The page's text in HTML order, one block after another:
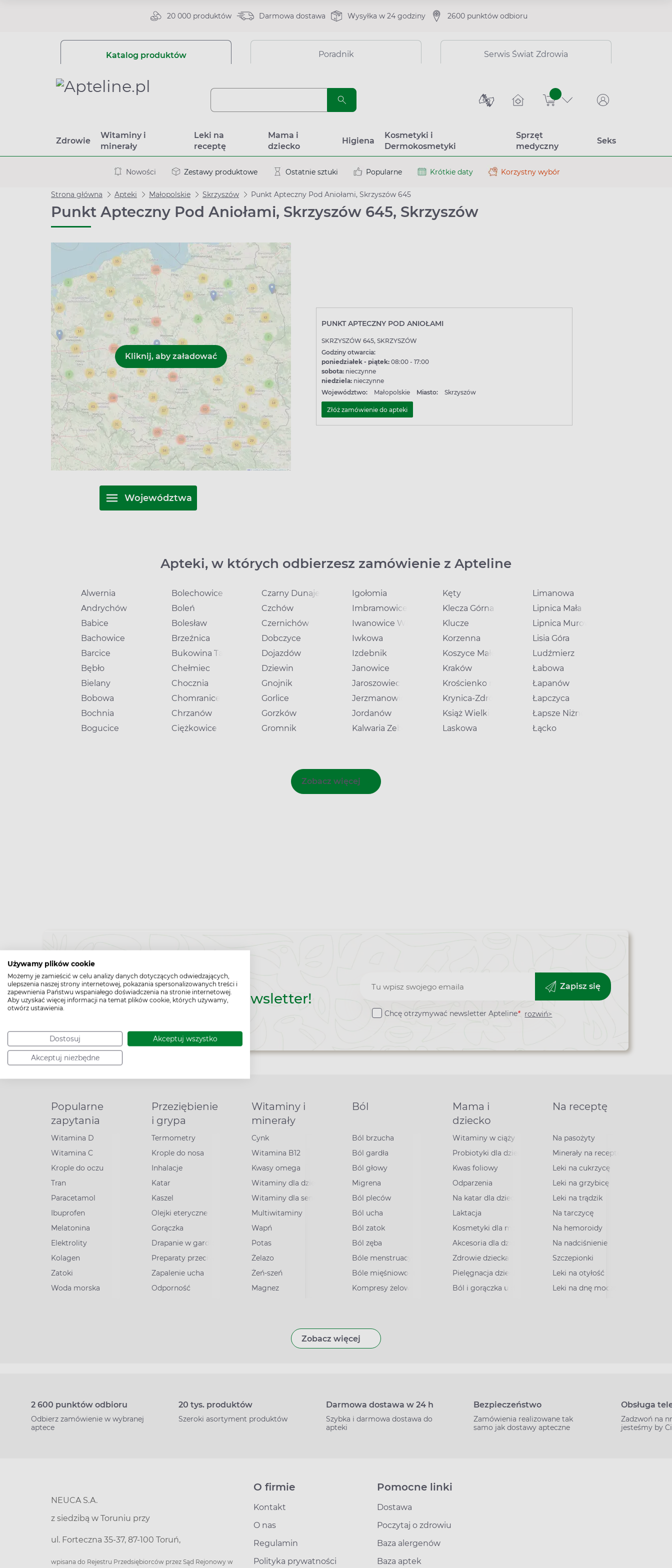
Używamy plików cookie
Możemy je zamieścić w celu analizy danych dotyczących odwiedzających,
ulepszenia naszej strony internetowej, pokazania spersonalizowanych treści i
zapewnienia Państwu wspaniałego doświadczenia na stronie internetowej.
Aby uzyskać więcej informacji na temat plików cookie, których używamy,
otwórz ustawienia.
Dostosuj Akceptuj wszystko
Akceptuj niezbędne
20 000 produktów Darmowa dostawa Wysyłka w 24 godziny 2600 punktów odbioru
Katalog produktów Poradnik Serwis Świat Zdrowia
sztuk
Zdrowie
Witaminy i
minerały
Leki na
receptę
Mama i
dziecko
Higiena
Kosmetyki i
Dermokosmetyki
Sprzęt
medyczny
Seks
Nowości Zestawy produktowe Ostatnie sztuki Popularne Krótkie daty Korzystny wybór
Strona główna Apteki Małopolskie Skrzyszów Punkt Apteczny Pod Aniołami, Skrzyszów 645
Punkt Apteczny Pod Aniołami, Skrzyszów 645, Skrzyszów
PUNKT APTECZNY POD ANIOŁAMI
SKRZYSZÓW 645, SKRZYSZÓW
Godziny otwarcia:
poniedziałek - piątek: 08:00 - 17:00
sobota: nieczynne
niedziela: nieczynne
Województwo:
Małopolskie Miasto: Skrzyszów
Złóż zamówienie do apteki
Województwa
Apteki, w których odbierzesz zamówienie z Apteline
Alwernia
Andrychów
Babice
Bachowice
Barcice
Bębło
Bielany
Bobowa
Bochnia
Bogucice
Bolechowice
Boleń
Bolesław
Brzeźnica
Bukowina Tatrzańska
Chełmiec
Chocznia
Chomranice
Chrzanów
Ciężkowice
Czarny Dunajec
Czchów
Czernichów
Dobczyce
Dojazdów
Dziewin
Gnojnik
Gorlice
Gorzków
Gromnik
Igołomia
Imbramowice
Iwanowice Włościańskie
Iwkowa
Izdebnik
Janowice
Jaroszowiec
Jerzmanowice
Jordanów
Kalwaria Zebrzydowska
Kęty
Klecza Górna
Klucze
Korzenna
Koszyce Małe
Kraków
Krościenko nad Dunajcem
Krynica-Zdrój
Książ Wielki
Laskowa
Limanowa
Lipnica Mała
Lipnica Murowana
Lisia Góra
Ludźmierz
Łabowa
Łapanów
Łapczyca
Łapsze Niżne
Łącko
Zobacz więcej
Bądź na bieżąco,
zapisz się na nasz newsletter!
Zapisz
do
Zapisz się
Chcę otrzymywać newsletter Apteline* rozwiń>
Popularne
zapytania
Witamina D
Witamina C
Krople do oczu
Tran
Paracetamol
Ibuprofen
Melatonina
Elektrolity
Kolagen
Zatoki
Woda morska
Przeziębienie
i grypa
Termometry
Krople do nosa
Inhalacje
Katar
Kaszel
Olejki eteryczne
Gorączka
Drapanie w gardle
Preparaty przeciwwirusowe
Zapalenie ucha
Odporność
Witaminy i
minerały
Cynk
Witamina B12
Kwasy omega
Witaminy dla dzieci
Witaminy dla seniorów
Multiwitaminy
Wapń
Potas
Żelazo
Żeń-szeń
Magnez
Ból
Ból brzucha
Ból gardła
Ból głowy
Migrena
Ból pleców
Ból ucha
Ból zatok
Ból zęba
Bóle menstruacyjne
Bóle mięśniowo-stawowe
Kompresy żelowe
Mama i
dziecko
Witaminy w ciąży
Probiotyki dla dzieci
Kwas foliowy
Odparzenia
Na katar dla dzieci
Laktacja
Kosmetyki dla mam
Akcesoria dla dzieci
Zdrowie dziecka
Pielęgnacja dziecka
Ból i gorączka u dzieci
Na receptę
Na pasożyty
Minerały na receptę
Leki na cukrzycę
Leki na grzybicę
Leki na trądzik
Na tarczycę
Na hemoroidy
Na nadciśnienie
Szczepionki
Leki na otyłość
Leki na dnę moczanową
Zobacz więcej
2 600 punktów odbioru
Odbierz zamówienie w wybranej
aptece
20 tys. produktów
Szeroki asortyment produktów
Darmowa dostawa w 24 h
Szybka i darmowa dostawa do
apteki
Bezpieczeństwo
Zamówienia realizowane tak
samo jak dostawy apteczne
Obsługa
Zadzwoń na
jesteśmy by
NEUCA S.A.
z siedzibą w Toruniu przy
ul. Forteczna 35-37, 87-100 Toruń,
wpisana do Rejestru Przedsiębiorców przez Sąd Rejonowy w
O firmie
Kontakt
O nas
Regulamin
Polityka prywatności
Pomocne linki
Dostawa
Poczytaj o zdrowiu
Baza alergenów
Baza aptek